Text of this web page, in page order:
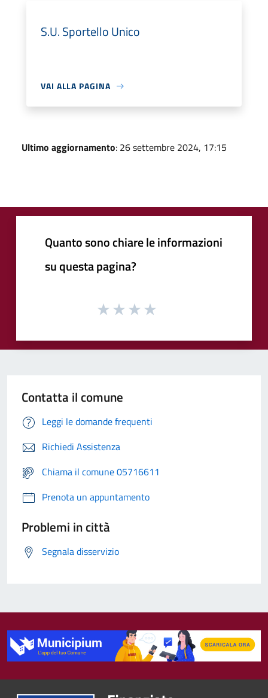
S.U. Sportello Unico
VAI ALLA PAGINA
Ultimo aggiornamento: 26 settembre 2024, 17:15
Quanto sono chiare le informazioni
su questa pagina?
Contatta il comune
Leggi le domande frequenti
Richiedi Assistenza
Chiama il comune 05716611
Prenota un appuntamento
Problemi in città
Segnala disservizio